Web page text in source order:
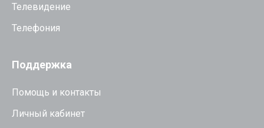
Телевидение
Телефония
Поддержка
Помощь и контакты
Личный кабинет